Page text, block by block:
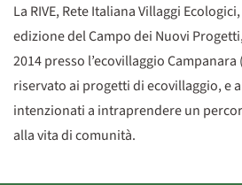
La RIVE, Rete Italiana Villaggi
edizione del Campo dei Nuovi
2014 presso l’ecovillaggio Campanara
riservato ai progetti di ecovillaggio, e
intenzionati a intraprendere un
alla vita di comunità.